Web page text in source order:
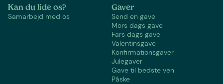
Kan du lide os?
Samarbejd med os
Gaver
Send en gave
Mors dags gave
Fars dags gave
Valentinsgave
Konfirmationsgaver
Julegaver
Gave til bedste ven
Påske